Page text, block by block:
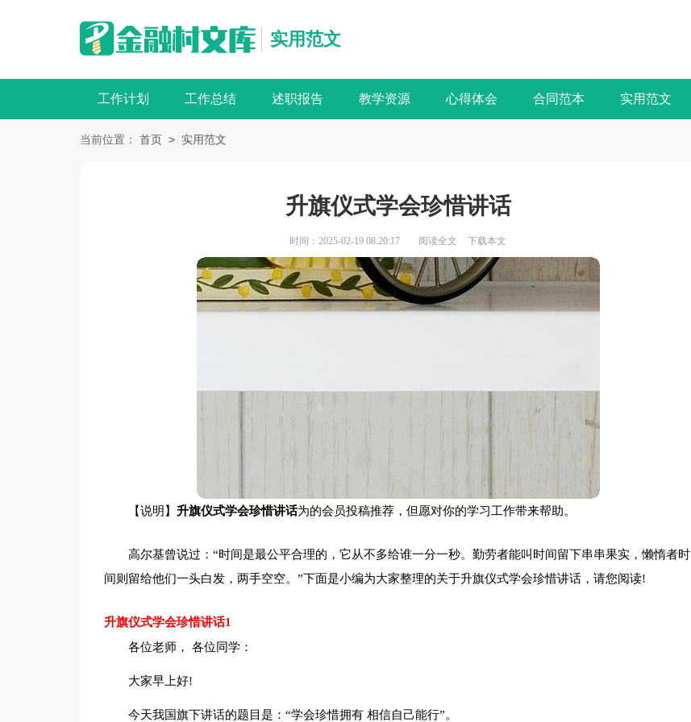
实用范文
工作计划 工作总结 述职报告 教学资源 心得体会 合同范本 实用范文
当前位置： 首页 > 实用范文
升旗仪式学会珍惜讲话
时间：2025-02-19 08:20:17 阅读全文 下载本文
【说明】 升旗仪式学会珍惜讲话为的会员投稿推荐，但愿对你的学习工作带来帮助。
高尔基曾说过：“时间是最公平合理的，它从不多给谁一分一秒。勤劳者能叫时间留下串串果实，懒惰者时
间则留给他们一头白发，两手空空。”下面是小编为大家整理的关于升旗仪式学会珍惜讲话，请您阅读!
升旗仪式学会珍惜讲话1
各位老师， 各位同学：
大家早上好!
今天我国旗下讲话的题目是：“学会珍惜拥有 相信自己能行”。